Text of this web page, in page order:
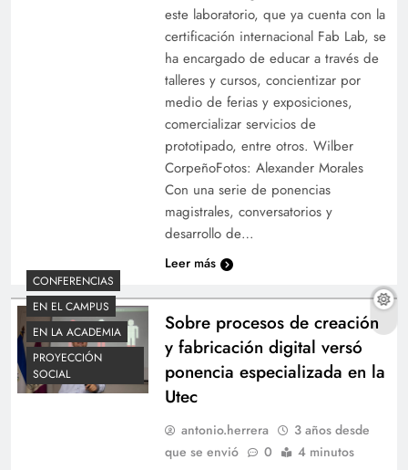
este laboratorio, que ya cuenta con la
certificación internacional Fab Lab, se
ha encargado de educar a través de
talleres y cursos, concientizar por
medio de ferias y exposiciones,
comercializar servicios de
prototipado, entre otros. Wilber
CorpeñoFotos: Alexander Morales
Con una serie de ponencias
magistrales, conversatorios y
desarrollo de…
Leer más
CONFERENCIAS
EN EL CAMPUS
EN LA ACADEMIA
PROYECCIÓN
SOCIAL
Sobre procesos de creación
y fabricación digital versó
ponencia especializada en la
Utec
antonio.herrera
3 años desde
que se envió
0 4 minutos